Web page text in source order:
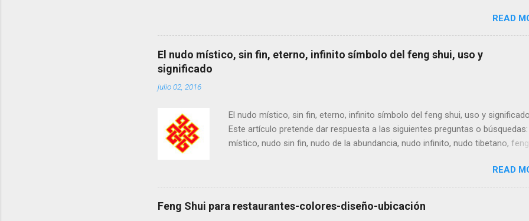
READ
El nudo místico, sin fin, eterno, infinito símbolo del feng shui, uso y
significado
julio 02, 2016
El nudo místico, sin fin, eterno, infinito símbolo del feng shui, uso y significado.
Este artículo pretende dar respuesta a las siguientes preguntas o
místico, nudo sin fin, nudo de la abundancia, nudo infinito, nudo tibetano,
de ocho en bucle que, en la India representa la diosa de la riqueza, mientras
el feng shui se emblematiza como una serpiente que se muerde la cola. Es
los ocho símbolos propicios del budismo tibetano. El nudo místico es una de
READ
Feng Shui para restaurantes-colores-diseño-ubicación